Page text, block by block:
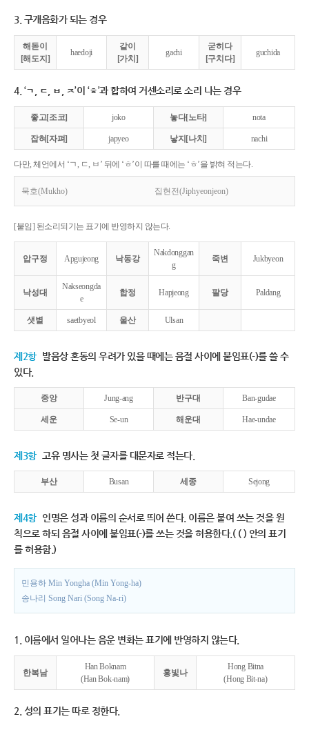
3. 구개음화가 되는 경우
해돋이
[해도지]
haedoji
같이
[가치]
gachi
굳히다
[구치다]
guchida
4. ‘ㄱ, ㄷ, ㅂ, ㅈ’이 ‘ㅎ’과 합하여 거센소리로 소리 나는 경우
좋고[조코] joko 놓다[노타] nota
잡혀[자펴] japyeo 낳지[나치] nachi
다만, 체언에서 ‘ㄱ, ㄷ, ㅂ’ 뒤에 ‘ㅎ’이 따를 때에는 ‘ㅎ’을 밝혀 적는다.
묵호(Mukho) 집현전(Jiphyeonjeon)
[붙임] 된소리되기는 표기에 반영하지 않는다.
압구정 Apgujeong 낙동강
Nakdonggan
g
죽변 Jukbyeon
낙성대
Nakseongda
e
합정 Hapjeong 팔당 Paldang
샛별 saetbyeol 울산 Ulsan
제2항 발음상 혼동의 우려가 있을 때에는 음절 사이에 붙임표(-)를 쓸 수
있다.
중앙 Jung-ang 반구대 Ban-gudae
세운 Se-un 해운대 Hae-undae
제3항 고유 명사는 첫 글자를 대문자로 적는다.
부산 Busan 세종 Sejong
제4항 인명은 성과 이름의 순서로 띄어 쓴다. 이름은 붙여 쓰는 것을 원
칙으로 하되 음절 사이에 붙임표(-)를 쓰는 것을 허용한다.( ( ) 안의 표기
를 허용함.)
민용하 Min Yongha (Min Yong-ha)
송나리 Song Nari (Song Na-ri)
1. 이름에서 일어나는 음운 변화는 표기에 반영하지 않는다.
한복남
Han Boknam
(Han Bok-nam)
홍빛나
Hong Bitna
(Hong Bit-na)
2. 성의 표기는 따로 정한다.